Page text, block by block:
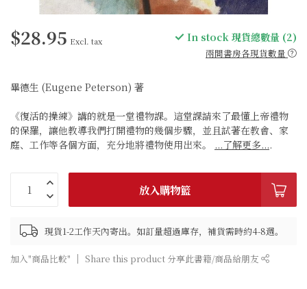
$28.95 Excl. tax In stock 現貨總數量 (2)
兩間書房各現貨數量
畢德生 (Eugene Peterson) 著
《復活的操練》講的就是一堂禮物課。這堂課請來了最懂上帝禮物
的保羅，讓他教導我們打開禮物的幾個步驟，並且試著在教會、家
庭、工作等各個方面，充分地將禮物使用出來。 ...了解更多....
放入購物籃
現貨1-2工作天內寄出。如訂量超過庫存，補貨需時約4-8週。
加入"商品比較" Share this product 分享此書籍/商品給朋友